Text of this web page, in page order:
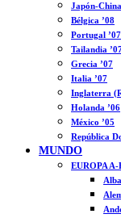
Japón-
Bélgica ’08
Portugal ’07
Tailandia
Grecia ’07
Italia ’07
Inglaterra
Holanda ’06
México ’05
República
MUNDO
EUROPA A-